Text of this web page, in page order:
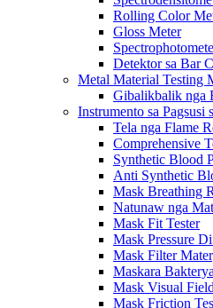
Rolling Color
Gloss Meter
Detektor sa Bar
Metal Material Testing
Gibalikbalik nga
Instrumento sa Pagsusi
Tela nga Flame
Comprehensive
Synthetic Blood
Anti Synthetic
Mask Breathing
Natunaw nga
Mask Fit Tester
Mask Pressure
Mask Filter
Maskara
Mask Visual
Mask Friction